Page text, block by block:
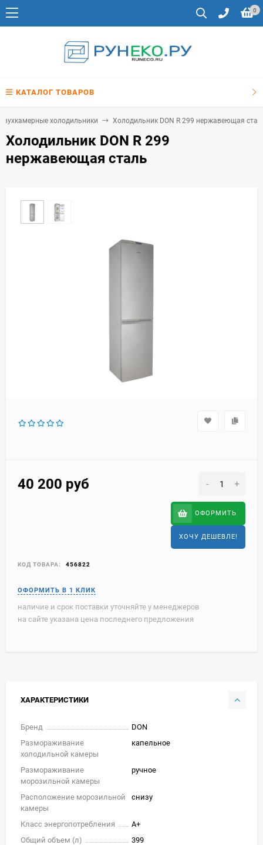
0
КАТАЛОГ ТОВАРОВ
холодильники Холодильник DON R 299 нержавеющая
Холодильник DON R 299
нержавеющая сталь
40 200 руб - +
ОФОРМИТЬ
ХОЧУ ДЕШЕВЛЕ!
КОД ТОВАРА: 456822
наличие и срок поставки уточняйте у менеджеров
на сайте указана цена последнего предложения
ХАРАКТЕРИСТИКИ
Бренд
DON
Размораживание
холодильной камеры
капельное
Размораживание
морозильной камеры
ручное
Расположение морозильной
камеры
снизу
Класс энергопотребления
A+
Общий объем (л)
399